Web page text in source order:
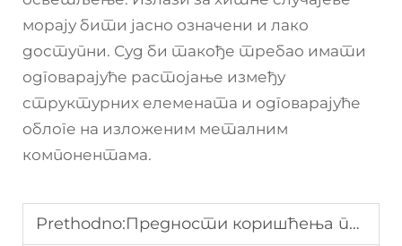
морају бити јасно означени и лако
доступни. Суд би такође требао имати
одговарајуће растојање између
структурних елемената и одговарајуће
облоге на изложеним металним
компонентама.
Prethodno:Предности коришћења покривеног паделског терена